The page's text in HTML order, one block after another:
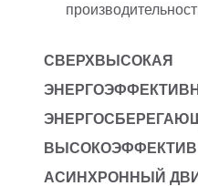
СВЕРХВЫСОКАЯ
АСИНХРОННЫЙ